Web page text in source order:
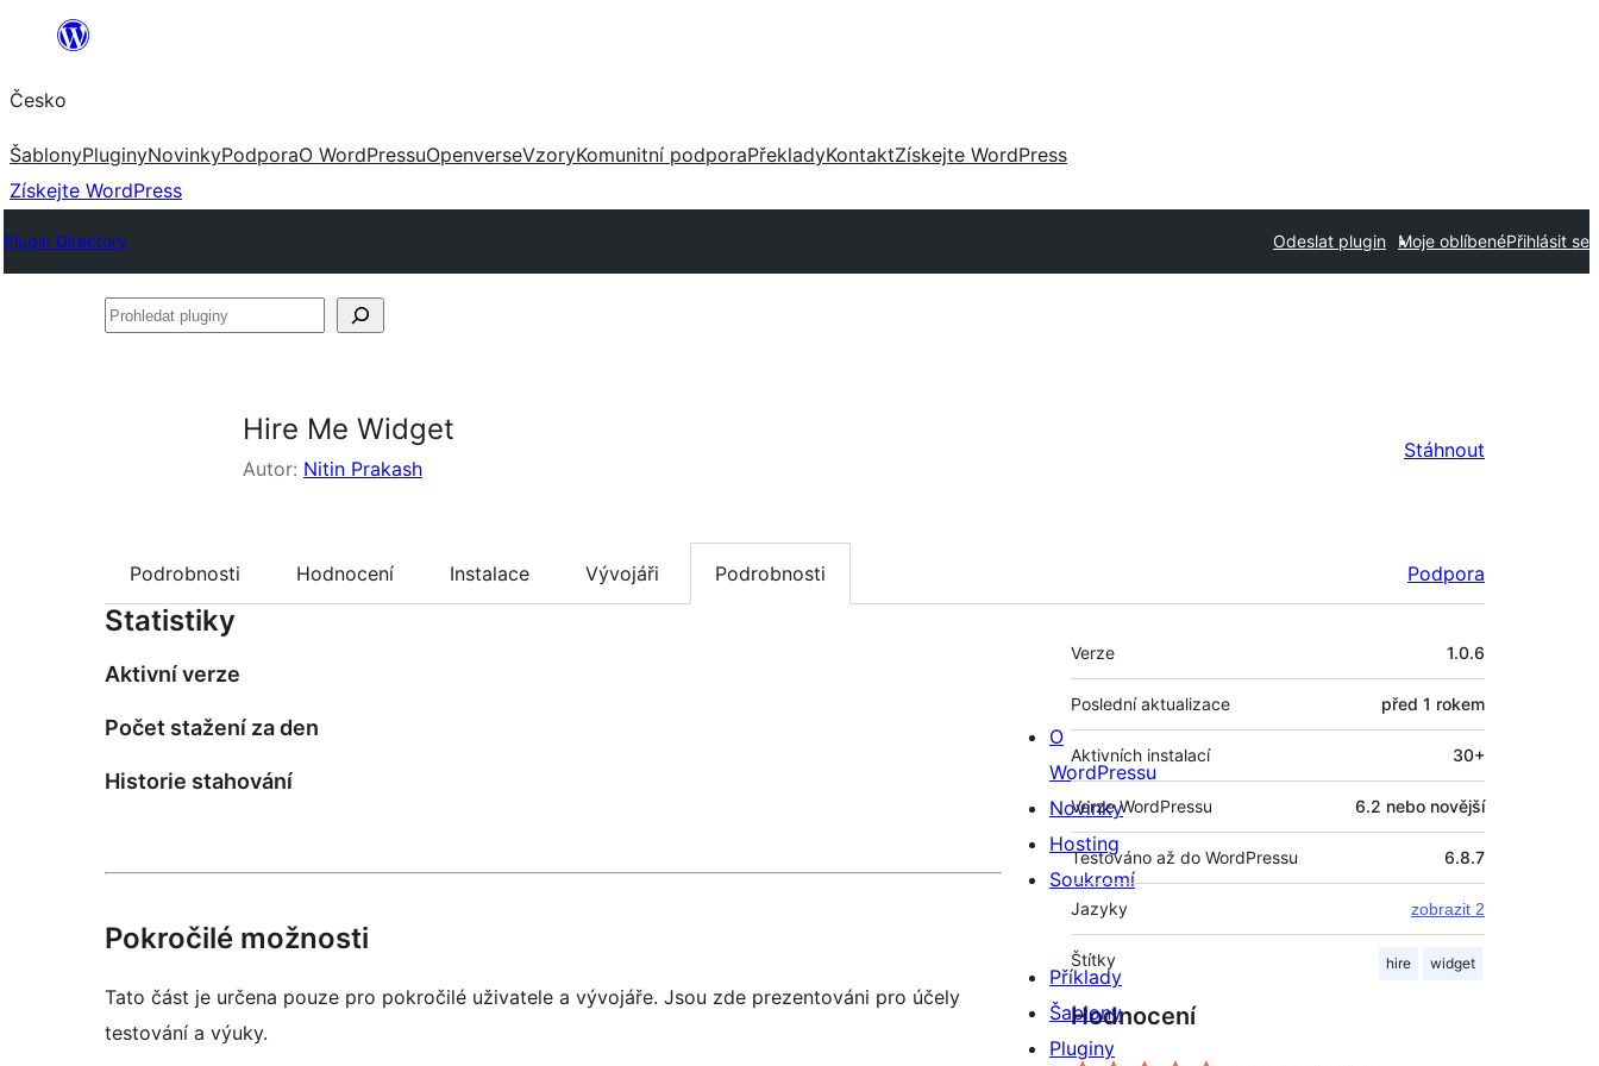
Přeskočit
obsah
Česko
ŠablonyPluginyNovinkyPodporaO WordPressuOpenverseVzoryKomunitní podporaPřekladyKontaktZískejte WordPress
Získejte WordPress
Plugin Directory Odeslat plugin Moje oblíbenéPřihlásit se
Prohledat
Hire Me Widget
Autor: Nitin Prakash
Stáhnout
Podrobnosti Hodnocení Instalace Vývojáři Podrobnosti Podpora
Statistiky
Aktivní verze
Počet stažení za den
Historie stahování
Pokročilé možnosti
Tato část je určena pouze pro pokročilé uživatele a vývojáře. Jsou zde prezentováni pro účely
testování a výuky.
Meta
Verze 1.0.6
Poslední aktualizace před 1 rokem
Aktivních instalací 30+
Verze WordPressu 6.2 nebo novější
Testováno až do WordPressu 6.8.7
Jazyky zobrazit 2
Štítky hire widget
Hodnocení
O
WordPressu
Novinky
Hosting
Soukromí
Příklady
Šablony
Pluginy